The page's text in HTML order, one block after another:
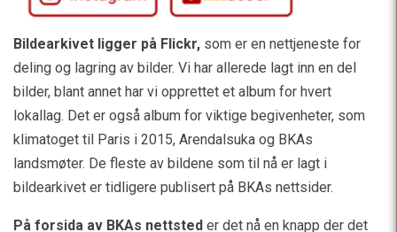
Bildearkivet ligger på Flickr, som er en nettjeneste for
deling og lagring av bilder. Vi har allerede lagt inn en del
bilder, blant annet har vi opprettet et album for hvert
lokallag. Det er også album for viktige begivenheter, som
klimatoget til Paris i 2015, Arendalsuka og BKAs
landsmøter. De fleste av bildene som til nå er lagt i
bildearkivet er tidligere publisert på BKAs nettsider.
På forsida av BKAs nettsted er det nå en knapp der det